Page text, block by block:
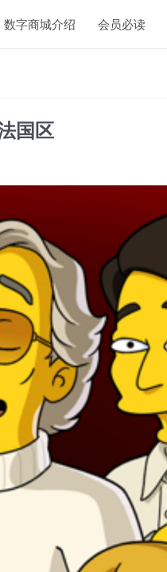
数字商城介绍 会员必读
国区